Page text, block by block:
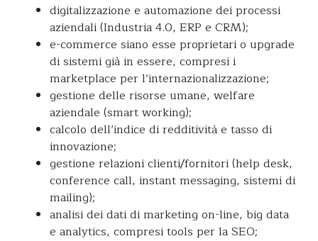
digitalizzazione e automazione dei processi
aziendali (Industria 4.0, ERP e CRM);
e-commerce siano esse proprietari o upgrade
di sistemi già in essere, compresi i
marketplace per l’internazionalizzazione;
gestione delle risorse umane, welfare
aziendale (smart working);
calcolo dell’indice di redditività e tasso di
innovazione;
gestione relazioni clienti/fornitori (help desk,
conference call, instant messaging, sistemi di
mailing);
analisi dei dati di marketing on-line, big data
e analytics, compresi tools per la SEO;